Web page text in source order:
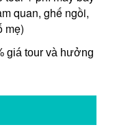
quan, ghế ngồi,
mẹ)
giá tour và hưởng